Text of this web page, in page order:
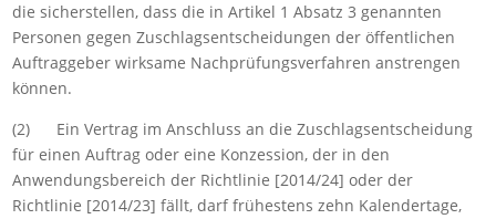
die sicherstellen, dass die in Artikel 1 Absatz 3 genannten
Personen gegen Zuschlagsentscheidungen der öffentlichen
Auftraggeber wirksame Nachprüfungsverfahren anstrengen
können.
(2) Ein Vertrag im Anschluss an die Zuschlagsentscheidung
für einen Auftrag oder eine Konzession, der in den
Anwendungsbereich der Richtlinie [2014/24] oder der
Richtlinie [2014/23] fällt, darf frühestens zehn Kalendertage,